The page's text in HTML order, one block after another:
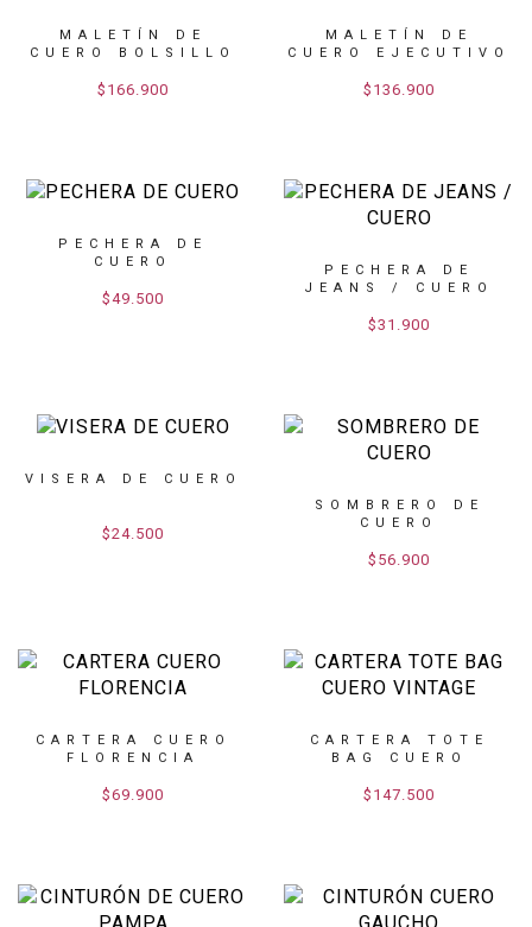
MALETÍN DE
CUERO BOLSILLO
$166.900
MALETÍN DE
CUERO EJECUTIVO
$136.900
PECHERA DE
CUERO
$49.500
PECHERA DE
JEANS / CUERO
$31.900
VISERA DE CUERO
$24.500
SOMBRERO DE
CUERO
$56.900
CARTERA CUERO
FLORENCIA
$69.900
CARTERA TOTE
BAG CUERO
$147.500